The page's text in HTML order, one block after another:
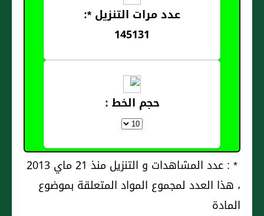
عدد مرات التنزيل *:
145131
حجم الخط :
* : عدد المشاهدات و التنزيل منذ 21 ماي 2013
، هذا العدد لمجموع المواد المتعلقة بموضوع
المادة